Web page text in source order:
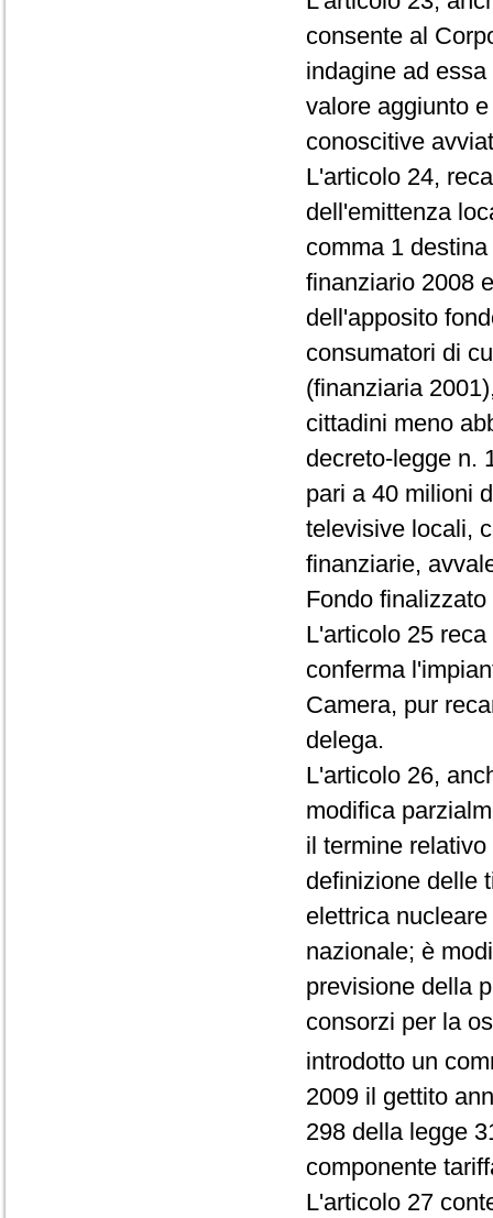
consente al
indagine ad
valore aggiunto
conoscitive
L'articolo 24,
dell'emittenza
comma 1
finanziario 2008
dell'apposito
consumatori di
(finanziaria
cittadini meno
decreto-legge n.
pari a 40 milioni
televisive locali,
finanziarie,
Fondo
L'articolo 25
conferma
Camera, pur
delega.
L'articolo 26,
modifica
il termine
definizione delle
elettrica
nazionale; è
previsione della
consorzi per la
introdotto un
2009 il gettito
298 della legge
componente
L'articolo 27